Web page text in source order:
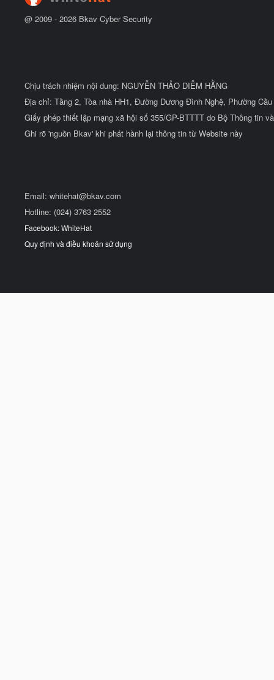
@ 2009 - 2026 Bkav Cyber Security
Chịu trách nhiệm nội dung: NGUYỄN THẢO DIỄM HẰNG
Địa chỉ: Tầng 2, Tòa nhà HH1, Đường Dương Đình Nghệ, Phường
Giấy phép thiết lập mạng xã hội số 355/GP-BTTTT do Bộ Thông tin
Ghi rõ 'nguồn Bkav' khi phát hành lại thông tin từ Website này
Email: whitehat@bkav.com
Hotline: (024) 3763 2552
Facebook: WhiteHat
Quy định và điều khoản sử dụng